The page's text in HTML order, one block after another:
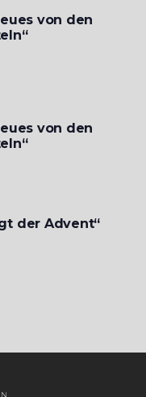
von den
von den
der Advent“